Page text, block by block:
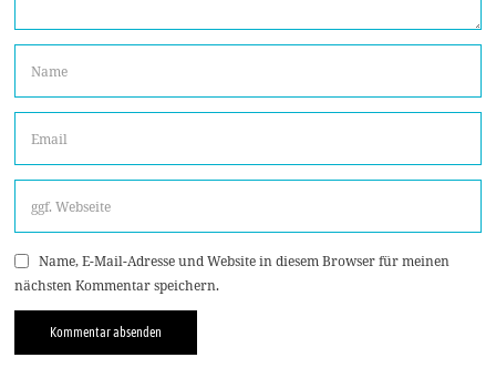
Name, E-Mail-Adresse und Website in diesem Browser für meinen
nächsten Kommentar speichern.